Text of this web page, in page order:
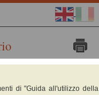
di "Guida all'utilizzo